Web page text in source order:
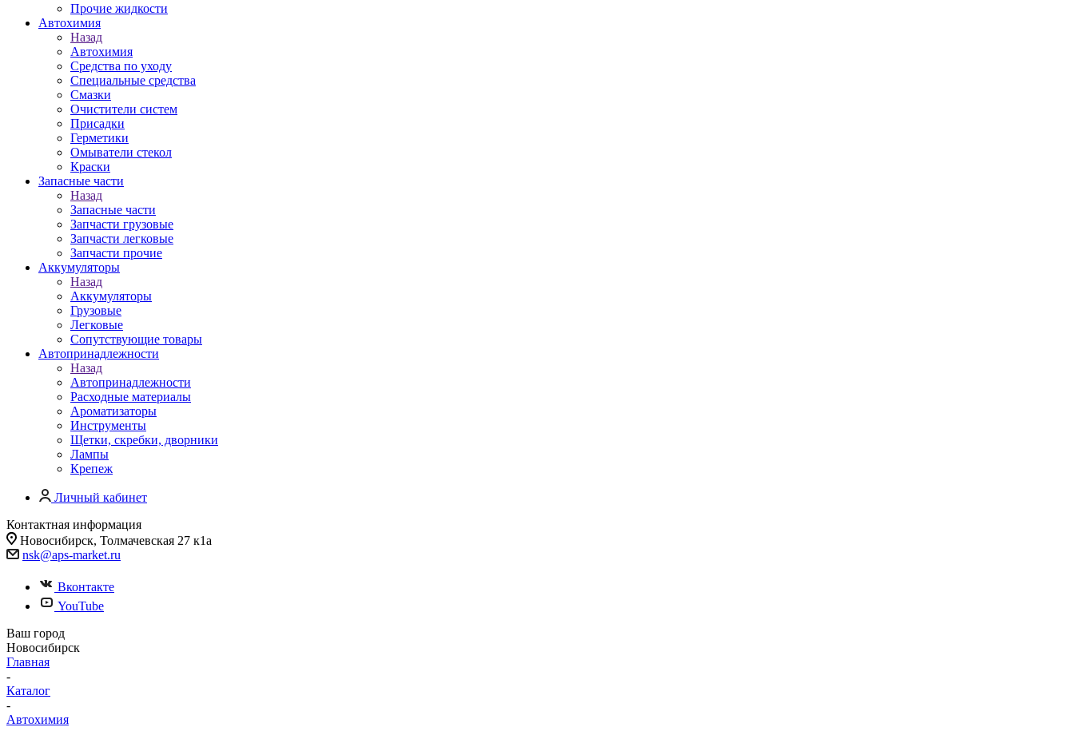
Прочие жидкости
Автохимия
Назад
Автохимия
Средства по уходу
Специальные средства
Смазки
Очистители систем
Присадки
Герметики
Омыватели стекол
Краски
Запасные части
Назад
Запасные части
Запчасти грузовые
Запчасти легковые
Запчасти прочие
Аккумуляторы
Назад
Аккумуляторы
Грузовые
Легковые
Сопутствующие товары
Автопринадлежности
Назад
Автопринадлежности
Расходные материалы
Ароматизаторы
Инструменты
Щетки, скребки, дворники
Лампы
Крепеж
Личный кабинет
Контактная информация
Новосибирск, Толмачевская 27 к1а
nsk@aps-market.ru
Вконтакте
YouTube
Ваш город
Новосибирск
Главная
-
Каталог
-
Автохимия